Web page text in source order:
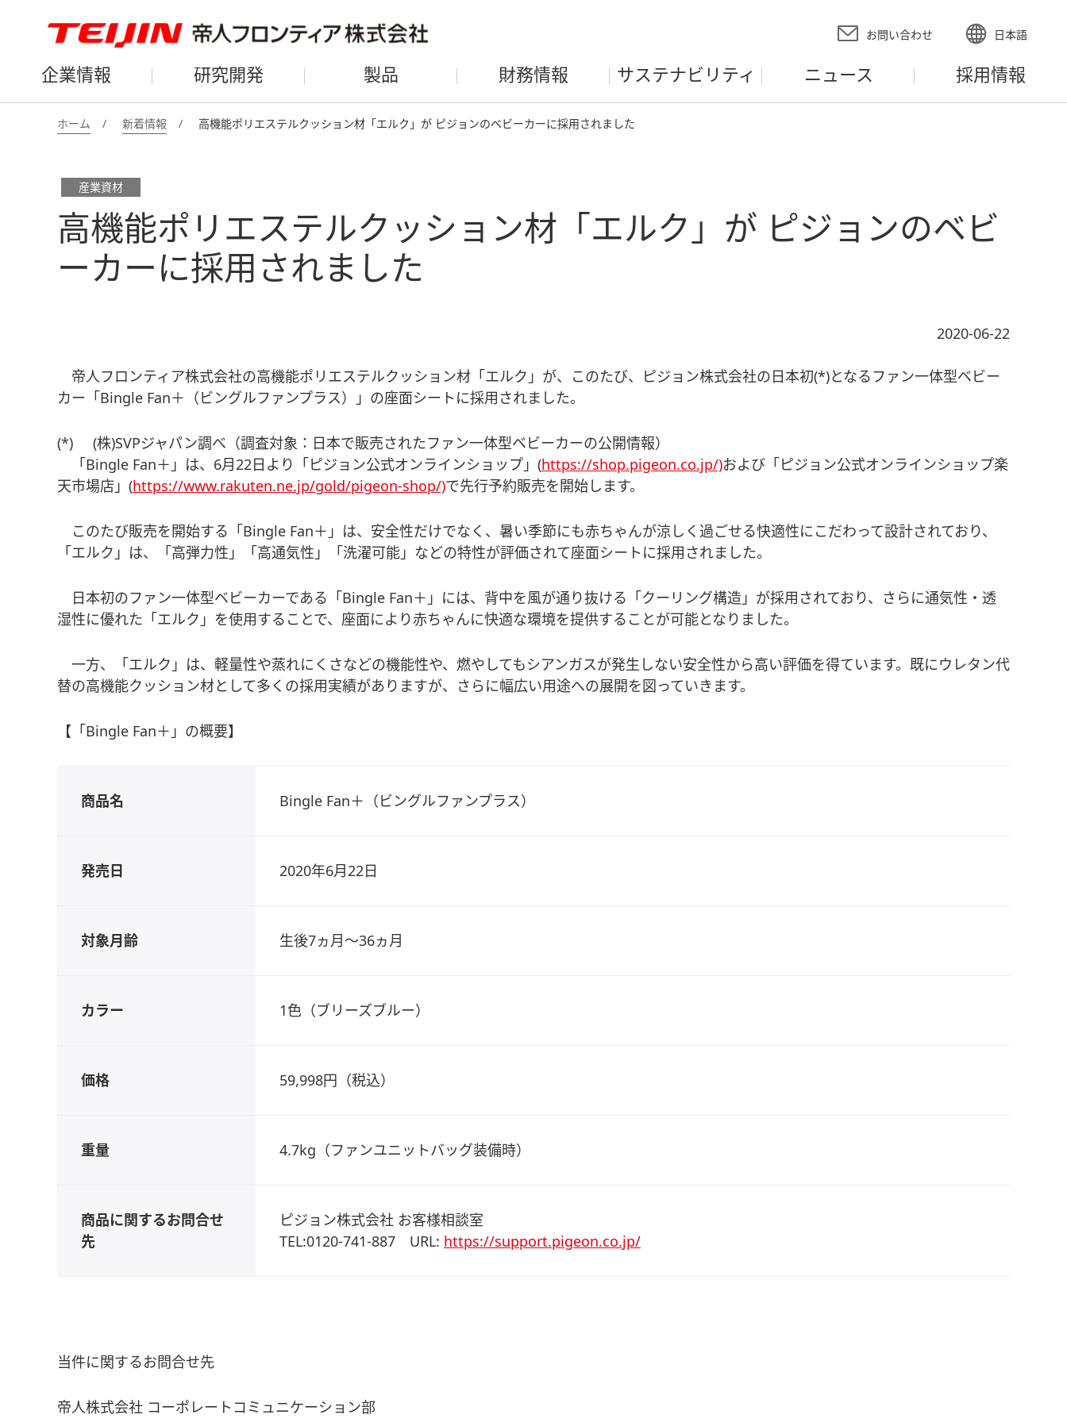
お問い合わせ 日本語
企業情報 研究開発 製品 財務情報 サステナビリティ ニュース 採用情報
ホーム 新着情報 高機能ポリエステルクッション材「エルク」が ピジョンのベビーカーに採用されました
産業資材
高機能ポリエステルクッション材「エルク」が ピジョンのベビ
ーカーに採用されました
2020-06-22
帝人フロンティア株式会社の高機能ポリエステルクッション材「エルク」が、このたび、ピジョン株式会社の日本初(*)となるファン一体型ベビー
カー「Bingle Fan＋（ビングルファンプラス）」の座面シートに採用されました。
(*) (株)SVPジャパン調べ（調査対象：日本で販売されたファン一体型ベビーカーの公開情報）
「Bingle Fan＋」は、6月22日より「ピジョン公式オンラインショップ」(https://shop.pigeon.co.jp/)および「ピジョン公式オンラインショップ楽
天市場店」(https://www.rakuten.ne.jp/gold/pigeon-shop/)で先行予約販売を開始します。
このたび販売を開始する「Bingle Fan＋」は、安全性だけでなく、暑い季節にも赤ちゃんが涼しく過ごせる快適性にこだわって設計されており、
「エルク」は、「高弾力性」「高通気性」「洗濯可能」などの特性が評価されて座面シートに採用されました。
日本初のファン一体型ベビーカーである「Bingle Fan＋」には、背中を風が通り抜ける「クーリング構造」が採用されており、さらに通気性・透
湿性に優れた「エルク」を使用することで、座面により赤ちゃんに快適な環境を提供することが可能となりました。
一方、「エルク」は、軽量性や蒸れにくさなどの機能性や、燃やしてもシアンガスが発生しない安全性から高い評価を得ています。既にウレタン代
替の高機能クッション材として多くの採用実績がありますが、さらに幅広い用途への展開を図っていきます。
【「Bingle Fan＋」の概要】
商品名 Bingle Fan＋（ビングルファンプラス）
発売日 2020年6月22日
対象月齢 生後7ヵ月～36ヵ月
カラー 1色（ブリーズブルー）
価格 59,998円（税込）
重量 4.7kg（ファンユニットバッグ装備時）
商品に関するお問合せ
先
ピジョン株式会社 お客様相談室
TEL:0120-741-887 URL: https://support.pigeon.co.jp/
当件に関するお問合せ先
帝人株式会社 コーポレートコミュニケーション部